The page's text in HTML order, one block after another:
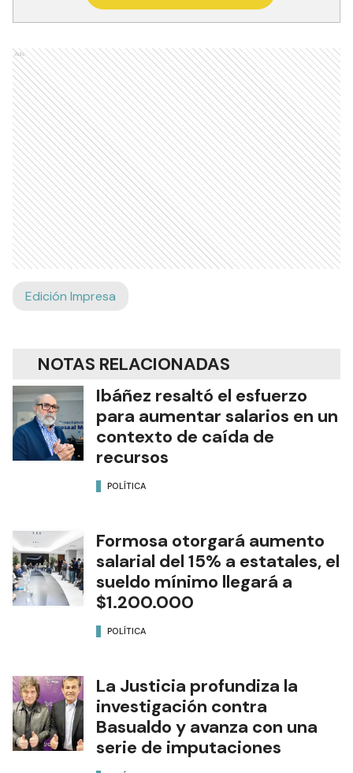
Ads
Edición Impresa
NOTAS RELACIONADAS
Ibáñez resaltó el esfuerzo
para aumentar salarios en un
contexto de caída de
recursos
POLÍTICA
Formosa otorgará aumento
salarial del 15% a estatales, el
sueldo mínimo llegará a
$1.200.000
POLÍTICA
La Justicia profundiza la
investigación contra
Basualdo y avanza con una
serie de imputaciones